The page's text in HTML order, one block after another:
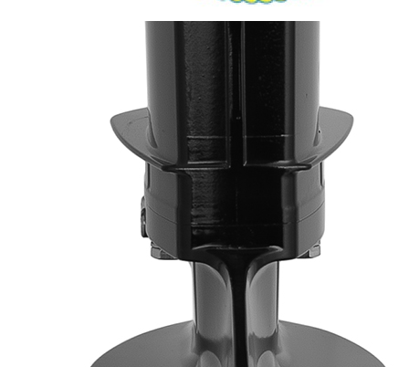
Наличными курьеру